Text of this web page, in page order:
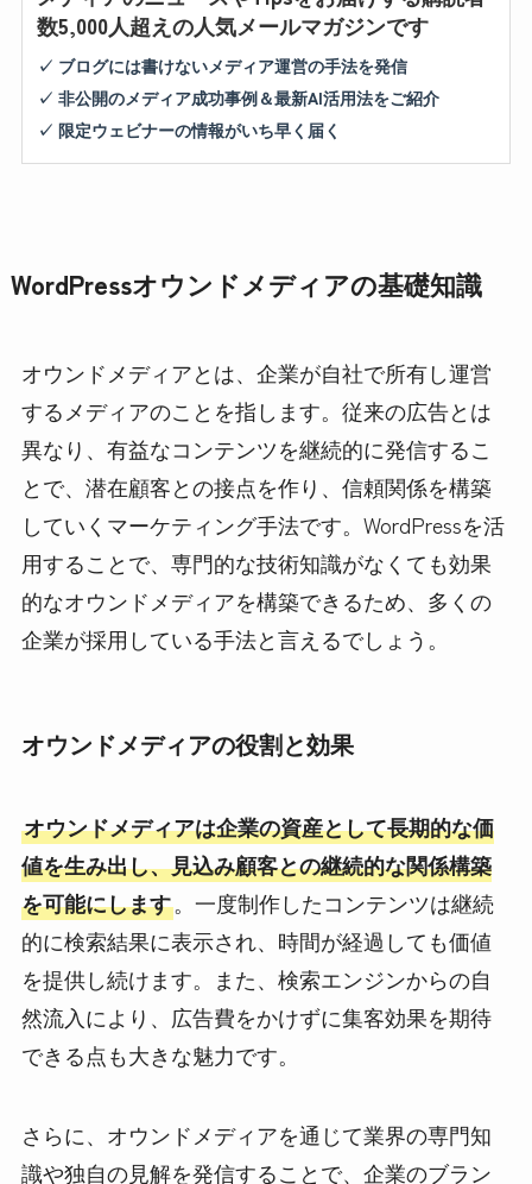
数5,000人超えの人気メールマガジンです
✓ ブログには書けないメディア運営の手法を発信
✓ 非公開のメディア成功事例＆最新AI活用法をご紹介
✓ 限定ウェビナーの情報がいち早く届く
WordPressオウンドメディアの基礎知識
オウンドメディアとは、企業が自社で所有し運営
するメディアのことを指します。従来の広告とは
異なり、有益なコンテンツを継続的に発信するこ
とで、潜在顧客との接点を作り、信頼関係を構築
していくマーケティング手法です。WordPressを活
用することで、専門的な技術知識がなくても効果
的なオウンドメディアを構築できるため、多くの
企業が採用している手法と言えるでしょう。
オウンドメディアの役割と効果
オウンドメディアは企業の資産として長期的な価
値を生み出し、見込み顧客との継続的な関係構築
を可能にします。一度制作したコンテンツは継続
的に検索結果に表示され、時間が経過しても価値
を提供し続けます。また、検索エンジンからの自
然流入により、広告費をかけずに集客効果を期待
できる点も大きな魅力です。
さらに、オウンドメディアを通じて業界の専門知
識や独自の見解を発信することで、企業のブラン